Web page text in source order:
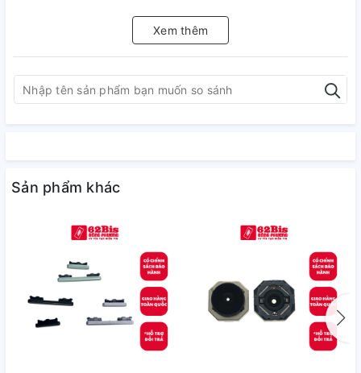
Xem thêm
Sản phẩm khác